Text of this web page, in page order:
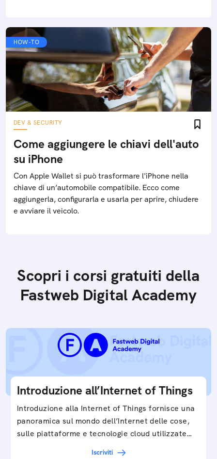
HOW-TO
DEV & SECURITY
Come aggiungere le chiavi dell'auto
su iPhone
Con Apple Wallet si può trasformare l'iPhone nella
chiave di un’automobile compatibile. Ecco come
aggiungerla, configurarla e usarla per aprire, chiudere
e avviare il veicolo.
Scopri i corsi gratuiti della
Fastweb Digital Academy
Introduzione all’Internet of Things
Introduzione alla Internet of Things fornisce una
panoramica sul mondo dell’Internet delle cose,
sulle piattaforme e tecnologie cloud utilizzate
Iscriviti